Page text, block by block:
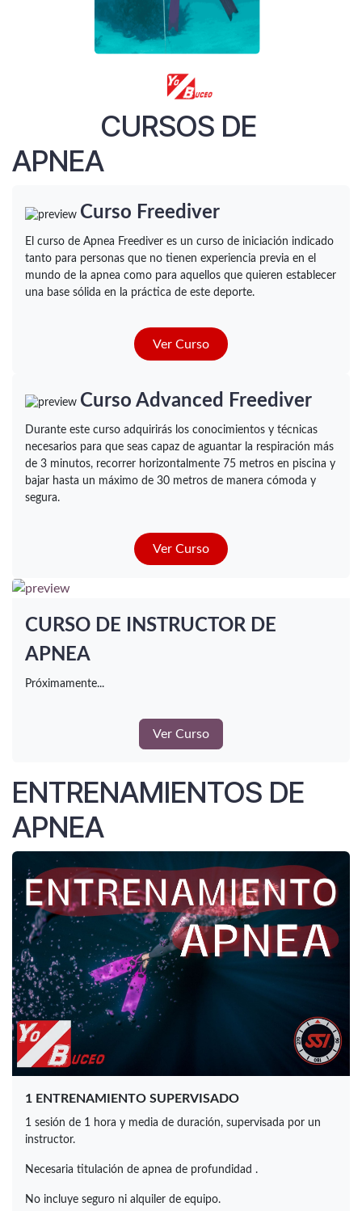
CURSOS DE
APNEA
Curso Freediver
El curso de Apnea Freediver es un curso de iniciación indicado
tanto para personas que no tienen experiencia previa en el
mundo de la apnea como para aquellos que quieren establecer
una base sólida en la práctica de este deporte.
Ver Curs​​​​o
Curso Advanced Freediver
Durante este curso adquirirás los conocimientos y técnicas
necesarios para que seas capaz de aguantar la respiración más
de 3 minutos, recorrer horizontalmente 75 metros en piscina y
bajar hasta un máximo de 30 metros de manera cómoda y
segura.
Ver Curs​​​​o
CURSO DE INSTRUCTOR DE
APNEA
Próximamente...
Ver Curso
ENTRENAMIENTOS DE
APNEA
1 ENTRENAMIENTO SUPERVISADO
1 sesión de 1 hora y media de duración, supervisada por un
instructor.
Necesaria titulación de apnea de profundidad .
No incluye seguro ni alquiler de equipo.